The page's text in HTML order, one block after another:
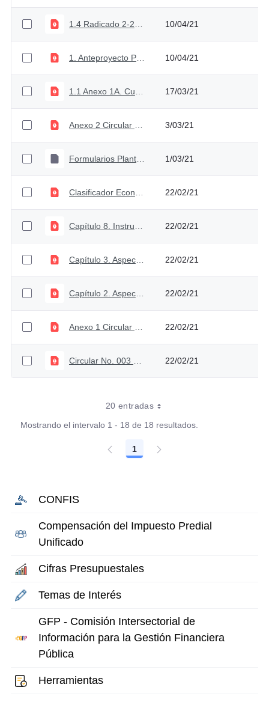
10/04/21
1. Anteproyecto PGN 2022 10/04/21
17/03/21
3/03/21
Formularios Planta anteproyecto 2022 1/03/21
22/02/21
22/02/21
Capítulo 3. Aspectos Generales del Proceso Preuspuestal Colombiano 22/02/21
Capítulo 2. Aspectos Generales del Proceso Presupuestal Colombiano 22/02/21
22/02/21
22/02/21
20 entradas
Mostrando el intervalo 1 - 18 de 18 resultados.
Página
1
CONFIS
Compensación del Impuesto Predial
Unificado
Cifras Presupuestales
Temas de Interés
GFP - Comisión Intersectorial de
Información para la Gestión Financiera
Pública
Herramientas